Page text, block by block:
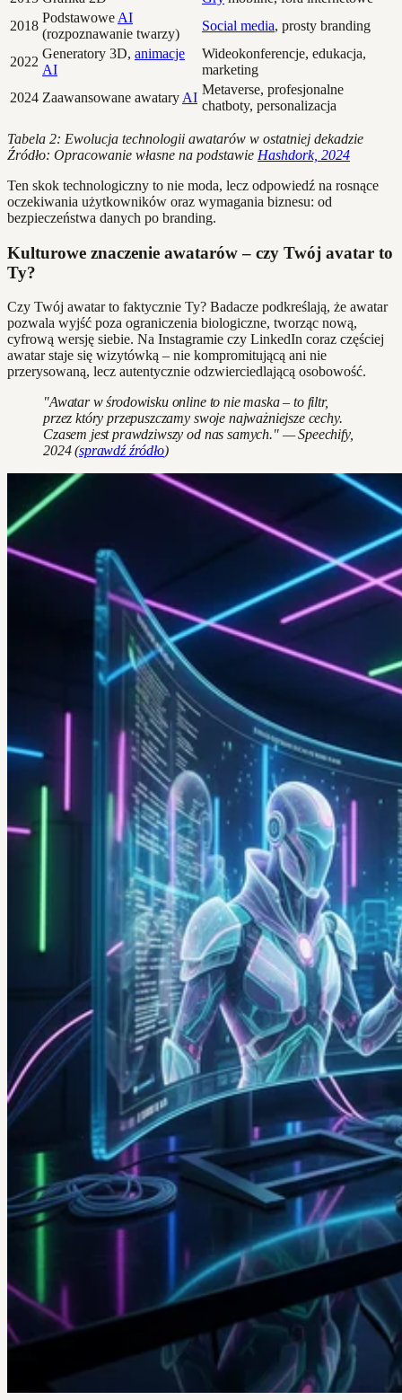
2018
Podstawowe AI
(rozpoznawanie twarzy)
Social media, prosty branding
2022
Generatory 3D, animacje
AI
Wideokonferencje, edukacja,
marketing
2024 Zaawansowane awatary AI
Metaverse, profesjonalne
chatboty, personalizacja
Tabela 2: Ewolucja technologii awatarów w ostatniej dekadzie
Źródło: Opracowanie własne na podstawie Hashdork, 2024
Ten skok technologiczny to nie moda, lecz odpowiedź na rosnące
oczekiwania użytkowników oraz wymagania biznesu: od
bezpieczeństwa danych po branding.
Kulturowe znaczenie awatarów – czy Twój avatar to
Ty?
Czy Twój awatar to faktycznie Ty? Badacze podkreślają, że awatar
pozwala wyjść poza ograniczenia biologiczne, tworząc nową,
cyfrową wersję siebie. Na Instagramie czy LinkedIn coraz częściej
awatar staje się wizytówką – nie kompromitującą ani nie
przerysowaną, lecz autentycznie odzwierciedlającą osobowość.
"Awatar w środowisku online to nie maska – to filtr,
przez który przepuszczamy swoje najważniejsze cechy.
Czasem jest prawdziwszy od nas samych." — Speechify,
2024 (sprawdź źródło)